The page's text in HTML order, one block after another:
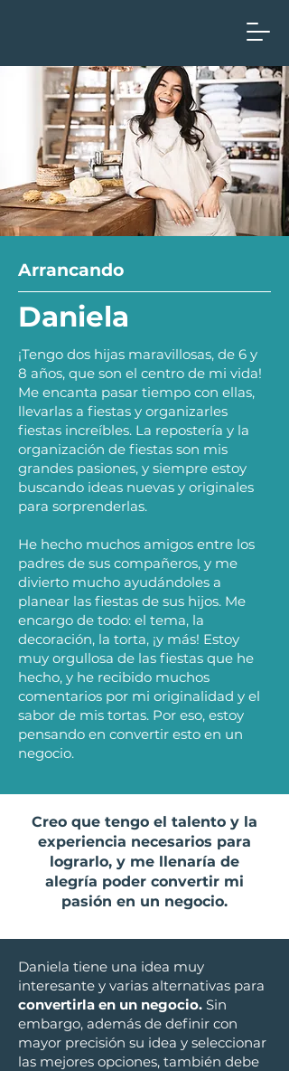
Arrancando
Daniela
¡Tengo dos hijas maravillosas, de 6 y
8 años, que son el centro de mi vida!
Me encanta pasar tiempo con ellas,
llevarlas a fiestas y organizarles
fiestas increíbles. La repostería y la
organización de fiestas son mis
grandes pasiones, y siempre estoy
buscando ideas nuevas y originales
para sorprenderlas.
He hecho muchos amigos entre los
padres de sus compañeros, y me
divierto mucho ayudándoles a
planear las fiestas de sus hijos. Me
encargo de todo: el tema, la
decoración, la torta, ¡y más! Estoy
muy orgullosa de las fiestas que he
hecho, y he recibido muchos
comentarios por mi originalidad y el
sabor de mis tortas. Por eso, estoy
pensando en convertir esto en un
negocio.
Creo que tengo el talento y la
experiencia necesarios para
lograrlo, y me llenaría de
alegría poder convertir mi
pasión en un negocio.
Daniela tiene una idea muy
interesante y varias alternativas para
convertirla en un negocio. Sin
embargo, además de definir con
mayor precisión su idea y seleccionar
las mejores opciones, también debe